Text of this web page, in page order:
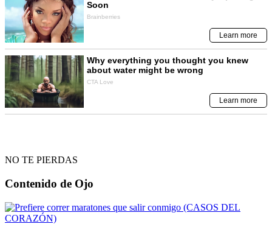
NO TE PIERDAS
Contenido de Ojo